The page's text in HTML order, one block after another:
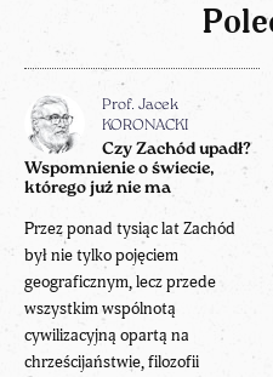
Prof. Jacek
KORONACKI
Czy Zachód upadł?
Wspomnienie o świecie,
którego już nie ma
Przez ponad tysiąc lat Zachód
był nie tylko pojęciem
geograficznym, lecz przede
wszystkim wspólnotą
cywilizacyjną opartą na
chrześcijaństwie, filozofii